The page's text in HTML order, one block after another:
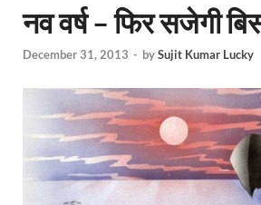
नव वर्ष – फिर सजेगी
December 31, 2013 - bySujit Kumar Lucky